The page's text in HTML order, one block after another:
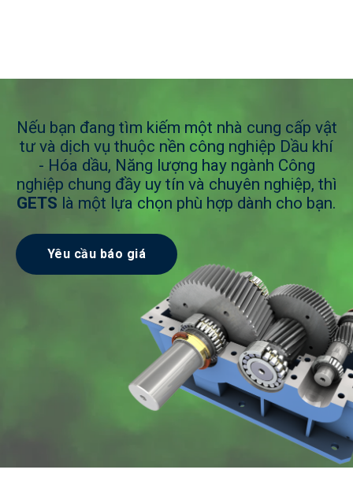
Nếu bạn đang tìm kiếm một nhà cung cấp vật
tư và dịch vụ thuộc nền công nghiệp Dầu khí
- Hóa dầu, Năng lượng hay ngành Công
nghiệp chung đầy uy tín và chuyên nghiệp, thì
GETS là một lựa chọn phù hợp dành cho bạn.
Yêu cầu báo giá